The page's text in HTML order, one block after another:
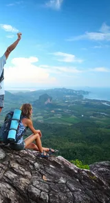
رقم شركة
الطرق
وتحقيق
سياحة هو عامل
الزبائن وتحقيق